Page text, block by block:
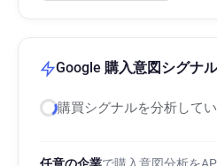
Google 購入意図シグナル
購買シグナルを分析して